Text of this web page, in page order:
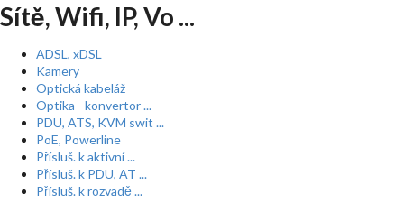
Sítě, Wifi, IP, Vo ...
ADSL, xDSL
Kamery
Optická kabeláž
Optika - konvertor ...
PDU, ATS, KVM swit ...
PoE, Powerline
Přísluš. k aktivní ...
Přísluš. k PDU, AT ...
Přísluš. k rozvadě ...